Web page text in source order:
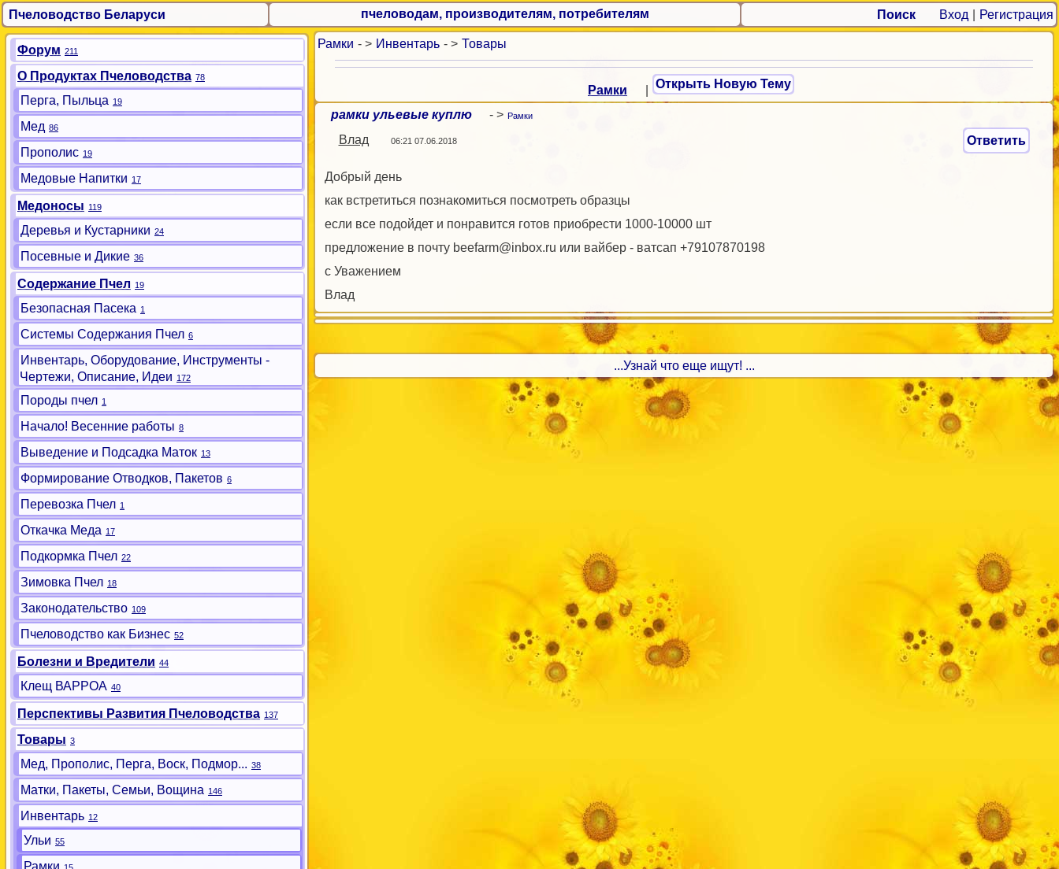
Пчеловодство Беларуси пчеловодам, производителям, потребителям Поиск Вход Регистрация
Рамки - > Инвентарь - > Товары
Рамки Открыть Новую Тему
рамки ульевые куплю - > Рамки
Влад 06:21 07.06.2018 Ответить
Добрый день
как встретиться познакомиться посмотреть образцы
если все подойдет и понравится готов приобрести 1000-10000 шт
предложение в почту beefarm@inbox.ru или вайбер - ватсап +79107870198
с Уважением
Влад
...Узнай что еще ищут! ...
Форум 211
О Продуктах Пчеловодства 78
Перга, Пыльца 19
Мед 86
Прополис 19
Медовые Напитки 17
Медоносы 119
Деревья и Кустарники 24
Посевные и Дикие 36
Содержание Пчел 19
Безопасная Пасека 1
Системы Содержания Пчел 6
Инвентарь, Оборудование, Инструменты -
Чертежи, Описание, Идеи 172
Породы пчел 1
Начало! Весенние работы 8
Выведение и Подсадка Маток 13
Формирование Отводков, Пакетов 6
Перевозка Пчел 1
Откачка Меда 17
Подкормка Пчел 22
Зимовка Пчел 18
Законодательство 109
Пчеловодство как Бизнес 52
Болезни и Вредители 44
Клещ ВАРРОА 40
Перспективы Развития Пчеловодства 137
Товары 3
Мед, Прополис, Перга, Воск, Подмор... 38
Матки, Пакеты, Семьи, Вощина 146
Инвентарь 12
Ульи 55
Рамки